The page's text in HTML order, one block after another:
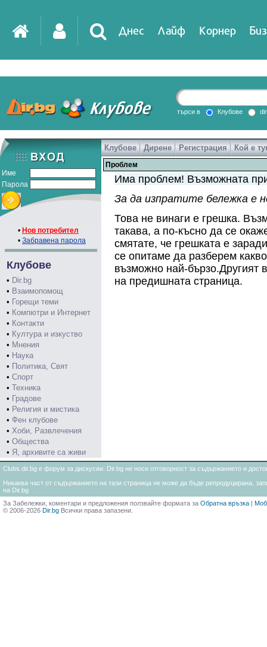
Днес Лайф Корнер
DirTV Impressio
Games
търси в Клубове
Име
Парола
• Нов потребител
• Забравена парола
Клубове
• Dir.bg
• Взаимопомощ
• Горещи теми
• Компютри и Интернет
• Контакти
• Култура и изкуство
• Мнения
• Наука
• Политика, Свят
• Спорт
• Техника
• Градове
• Религия и мистика
• Фен клубове
• Хоби, Развлечения
• Общества
• Я, архивите са живи
Клубове Дирене Регистрация Кой е
Проблем
Има проблем! Възможната
За да изпратите бележка е
Това не винаги е грешка.
такава, а по-късно да се
смятате, че грешката е
се опитаме да разберем
възможно най-бързо.Другият
на предишната страница.
Clubs.dir.bg е форум за дискусии. Dir.bg не носи отговорност за съдържанието и
Никаква част от съдържанието на тази страница не може да бъде репродуцирана,
на Dir.bg
За Забележки, коментари и предложения ползвайте формата за Обратна връзка |
© 2006-2026 Dir.bg Всички права запазени.